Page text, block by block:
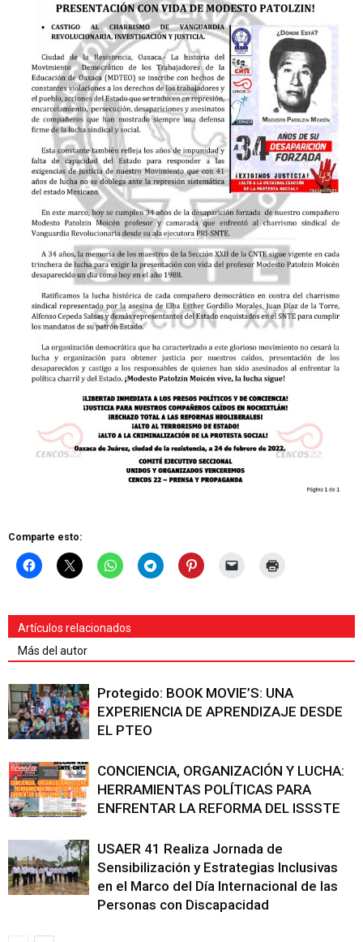
Comparte esto:
Artículos relacionados
Más del autor
Protegido: BOOK MOVIE’S: UNA
EXPERIENCIA DE APRENDIZAJE DESDE
EL PTEO
CONCIENCIA, ORGANIZACIÓN Y LUCHA:
HERRAMIENTAS POLÍTICAS PARA
ENFRENTAR LA REFORMA DEL ISSSTE
USAER 41 Realiza Jornada de
Sensibilización y Estrategias Inclusivas
en el Marco del Día Internacional de las
Personas con Discapacidad